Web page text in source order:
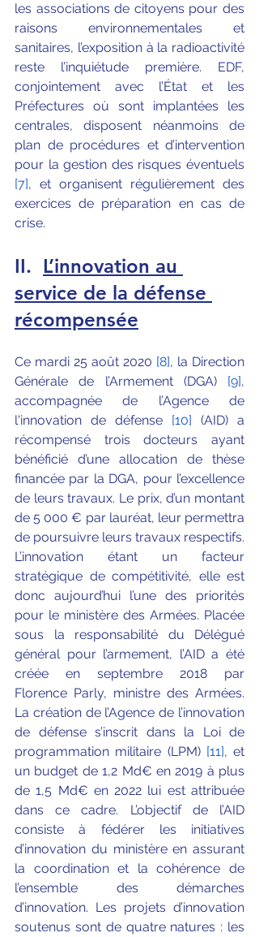
les associations de citoyens pour des
raisons environnementales et
sanitaires, l’exposition à la radioactivité
reste l’inquiétude première. EDF,
conjointement avec l’État et les
Préfectures où sont implantées les
centrales, disposent néanmoins de
plan de procédures et d’intervention
[7], et organisent régulièrement des
exercices de préparation en cas de
crise.
II. L’innovation au
service de la défense
récompensée
Ce mardi 25 août 2020 [8], la Direction
Générale de l’Armement (DGA) [9],
accompagnée de l’Agence de
l'innovation de défense [10] (AID) a
récompensé trois docteurs ayant
bénéficié d’une allocation de thèse
financée par la DGA, pour l’excellence
de leurs travaux. Le prix, d’un montant
de 5 000 € par lauréat, leur permettra
de poursuivre leurs travaux respectifs.
L’innovation étant un facteur
stratégique de compétitivité, elle est
donc aujourd’hui l’une des priorités
pour le ministère des Armées. Placée
sous la responsabilité du Délégué
général pour l’armement, l’AID a été
créée en septembre 2018 par
Florence Parly, ministre des Armées.
La création de l’Agence de l’innovation
de défense s’inscrit dans la Loi de
programmation militaire (LPM) [11], et
un budget de 1,2 Md€ en 2019 à plus
de 1,5 Md€ en 2022 lui est attribuée
dans ce cadre. L’objectif de l’AID
consiste à fédérer les initiatives
d’innovation du ministère en assurant
la coordination et la cohérence de
l’ensemble des démarches
d’innovation. Les projets d’innovation
soutenus sont de quatre natures : les